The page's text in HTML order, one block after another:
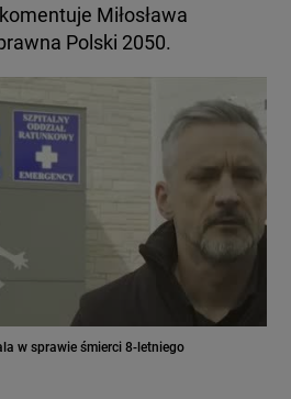
Miłosława
Polski 2050.
w sprawie śmierci 8-letniego